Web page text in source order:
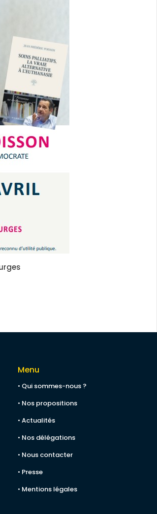
Menu
• Qui sommes-nous ?
• Nos propositions
• Actualités
• Nos délégations
• Nous contacter
• Presse
• Mentions légales